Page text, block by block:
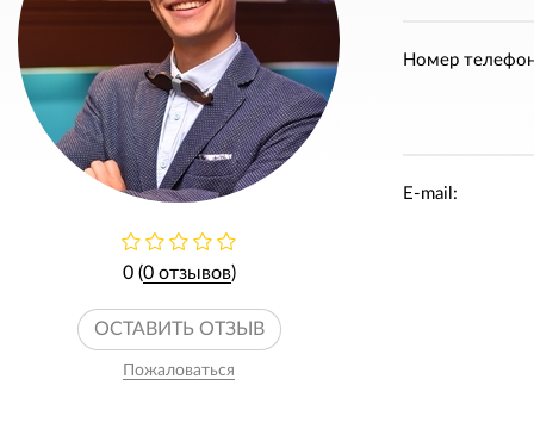
0 (0 отзывов)
ОСТАВИТЬ ОТЗЫВ
Пожаловаться
Номер
E-mail: